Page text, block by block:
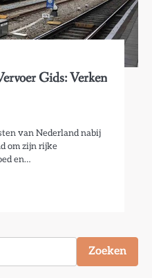
Gids: Verken
van Nederland nabij
om zijn rijke
en…
Zoeken